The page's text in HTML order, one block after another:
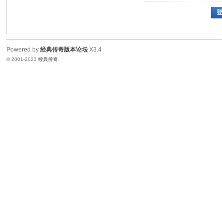
Powered by经典传奇版本论坛 X3.4
© 2001-2023经典传奇